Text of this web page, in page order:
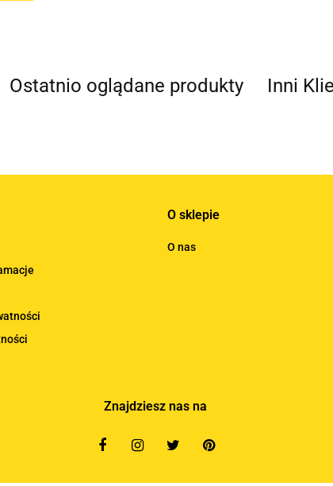
Ostatnio oglądane produkty Inni
O sklepie
O nas
Znajdziesz nas na